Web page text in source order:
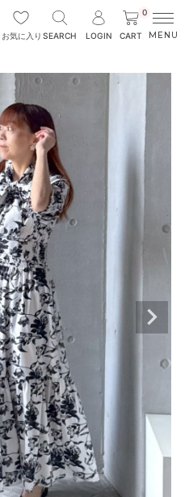
お気に入り SEARCH LOGIN
0
CART